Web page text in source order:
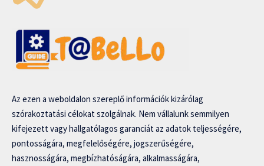
Az ezen a weboldalon szereplő információk kizárólag
szórakoztatási célokat szolgálnak. Nem vállalunk semmilyen
kifejezett vagy hallgatólagos garanciát az adatok teljességére,
pontosságára, megfelelőségére, jogszerűségére,
hasznosságára, megbízhatóságára, alkalmasságára,